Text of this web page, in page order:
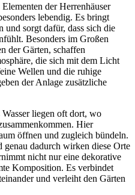
der Herrenhäuser
lebendig. Es bringt
sorgt dafür, dass sich die
Besonders im Großen
der Gärten, schaffen
die sich mit dem Licht
Wellen und die ruhige
der Anlage zusätzliche
liegen oft dort, wo
Hier
öffnen und zugleich bündeln.
dadurch wirken diese Orte
nicht nur eine dekorative
Komposition. Es verbindet
und verleiht den Gärten